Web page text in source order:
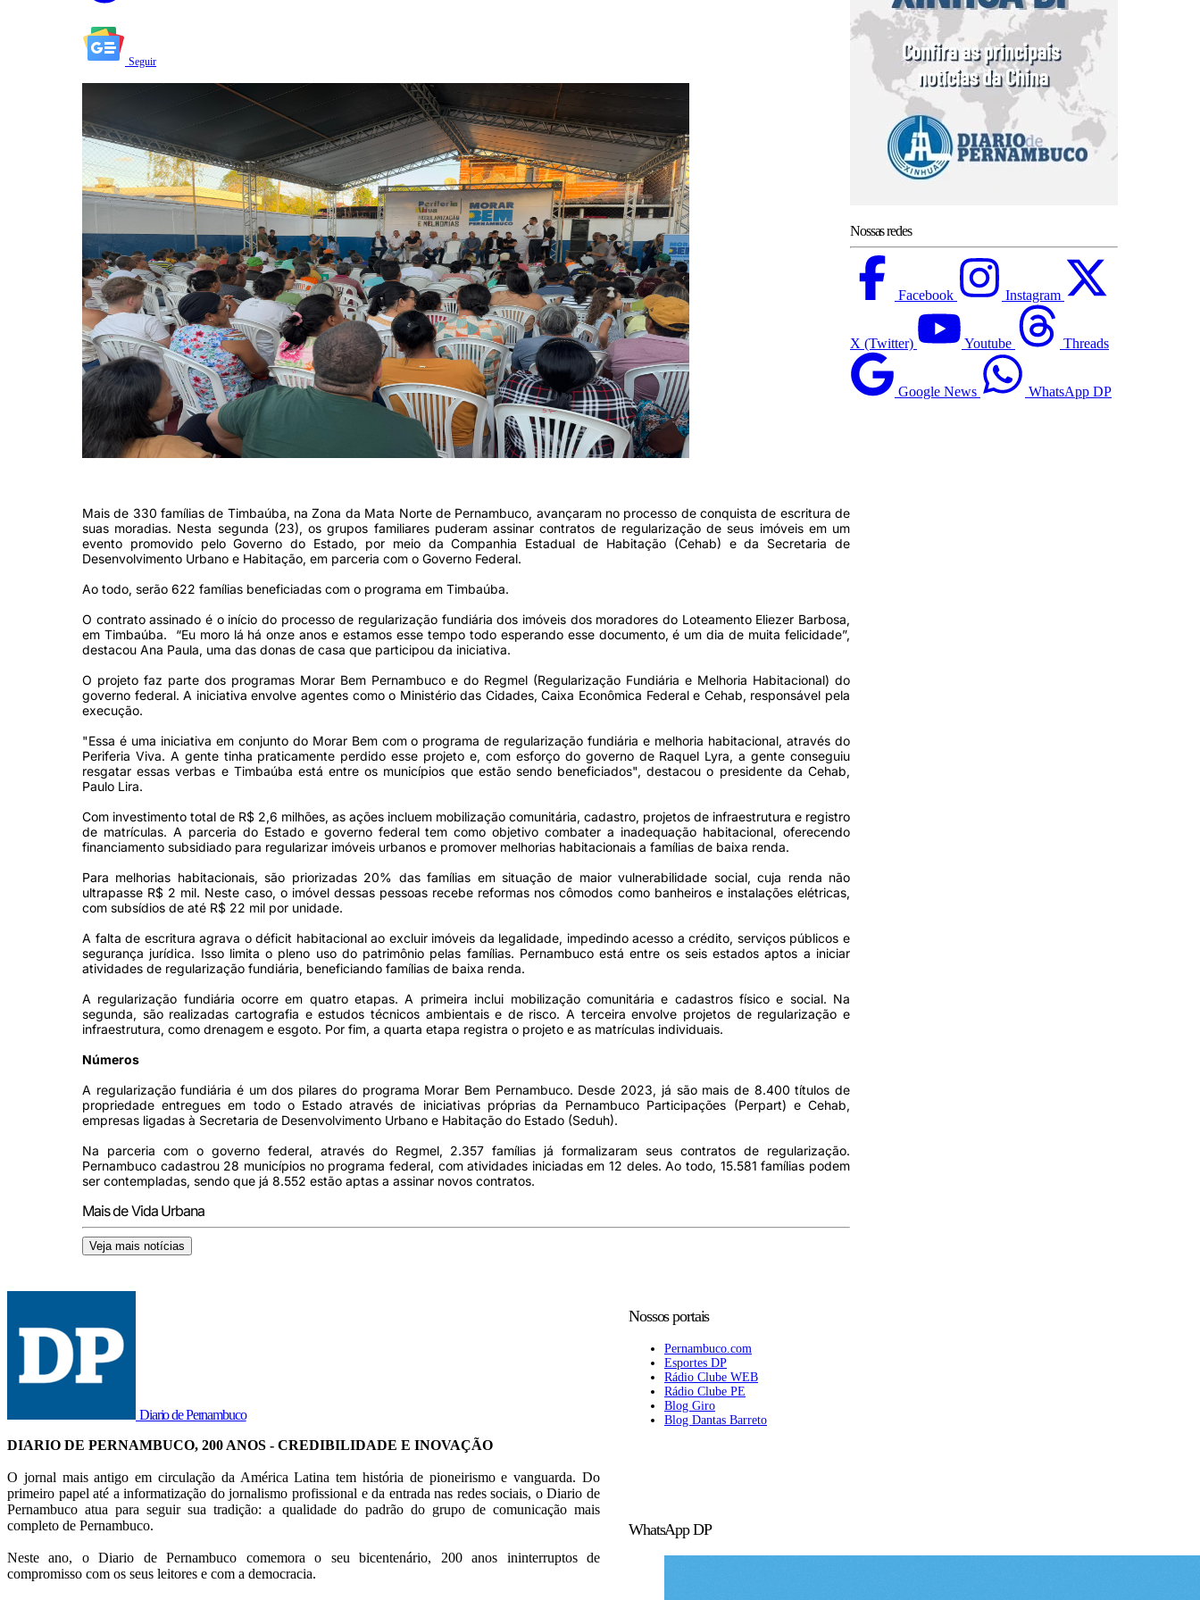
Seguir
Mais de 330 famílias de Timbaúba, na Zona da Mata Norte de Pernambuco, avançaram no processo de conquista de escritura de
suas moradias. Nesta segunda (23), os grupos familiares puderam assinar contratos de regularização de seus imóveis em um
evento promovido pelo Governo do Estado, por meio da Companhia Estadual de Habitação (Cehab) e da Secretaria de
Desenvolvimento Urbano e Habitação, em parceria com o Governo Federal.
Ao todo, serão 622 famílias beneficiadas com o programa em Timbaúba.
O contrato assinado é o início do processo de regularização fundiária dos imóveis dos moradores do Loteamento Eliezer Barbosa,
em Timbaúba. “Eu moro lá há onze anos e estamos esse tempo todo esperando esse documento, é um dia de muita felicidade”,
destacou Ana Paula, uma das donas de casa que participou da iniciativa.
O projeto faz parte dos programas Morar Bem Pernambuco e do Regmel (Regularização Fundiária e Melhoria Habitacional) do
governo federal. A iniciativa envolve agentes como o Ministério das Cidades, Caixa Econômica Federal e Cehab, responsável pela
execução.
"Essa é uma iniciativa em conjunto do Morar Bem com o programa de regularização fundiária e melhoria habitacional, através do
Periferia Viva. A gente tinha praticamente perdido esse projeto e, com esforço do governo de Raquel Lyra, a gente conseguiu
resgatar essas verbas e Timbaúba está entre os municípios que estão sendo beneficiados", destacou o presidente da Cehab,
Paulo Lira.
Com investimento total de R$ 2,6 milhões, as ações incluem mobilização comunitária, cadastro, projetos de infraestrutura e registro
de matrículas. A parceria do Estado e governo federal tem como objetivo combater a inadequação habitacional, oferecendo
financiamento subsidiado para regularizar imóveis urbanos e promover melhorias habitacionais a famílias de baixa renda.
Para melhorias habitacionais, são priorizadas 20% das famílias em situação de maior vulnerabilidade social, cuja renda não
ultrapasse R$ 2 mil. Neste caso, o imóvel dessas pessoas recebe reformas nos cômodos como banheiros e instalações elétricas,
com subsídios de até R$ 22 mil por unidade.
A falta de escritura agrava o déficit habitacional ao excluir imóveis da legalidade, impedindo acesso a crédito, serviços públicos e
segurança jurídica. Isso limita o pleno uso do patrimônio pelas famílias. Pernambuco está entre os seis estados aptos a iniciar
atividades de regularização fundiária, beneficiando famílias de baixa renda.
A regularização fundiária ocorre em quatro etapas. A primeira inclui mobilização comunitária e cadastros físico e social. Na
segunda, são realizadas cartografia e estudos técnicos ambientais e de risco. A terceira envolve projetos de regularização e
infraestrutura, como drenagem e esgoto. Por fim, a quarta etapa registra o projeto e as matrículas individuais.
Números
A regularização fundiária é um dos pilares do programa Morar Bem Pernambuco. Desde 2023, já são mais de 8.400 títulos de
propriedade entregues em todo o Estado através de iniciativas próprias da Pernambuco Participações (Perpart) e Cehab,
empresas ligadas à Secretaria de Desenvolvimento Urbano e Habitação do Estado (Seduh).
Na parceria com o governo federal, através do Regmel, 2.357 famílias já formalizaram seus contratos de regularização.
Pernambuco cadastrou 28 municípios no programa federal, com atividades iniciadas em 12 deles. Ao todo, 15.581 famílias podem
ser contempladas, sendo que já 8.552 estão aptas a assinar novos contratos.
Mais de Vida Urbana
Veja mais notícias
Nossas redes
Facebook Instagram
X (Twitter) Youtube Threads
Google News WhatsApp DP
Diario de Pernambuco
DIARIO DE PERNAMBUCO, 200 ANOS - CREDIBILIDADE E INOVAÇÃO
O jornal mais antigo em circulação da América Latina tem história de pioneirismo e vanguarda. Do
primeiro papel até a informatização do jornalismo profissional e da entrada nas redes sociais, o Diario de
Pernambuco atua para seguir sua tradição: a qualidade do padrão do grupo de comunicação mais
completo de Pernambuco.
Neste ano, o Diario de Pernambuco comemora o seu bicentenário, 200 anos ininterruptos de
compromisso com os seus leitores e com a democracia.
Nossos portais
Pernambuco.com
Esportes DP
Rádio Clube WEB
Rádio Clube PE
Blog Giro
Blog Dantas Barreto
WhatsApp DP